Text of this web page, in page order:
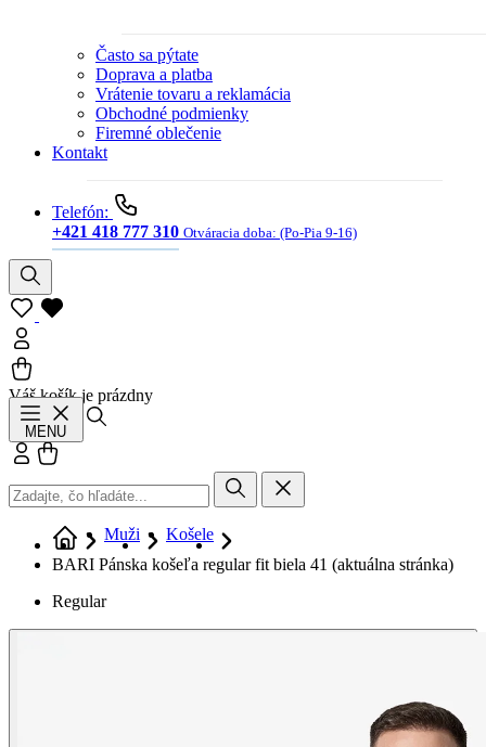
Často sa pýtate
Doprava a platba
Vrátenie tovaru a reklamácia
Obchodné podmienky
Firemné oblečenie
Kontakt
Telefón:
+421 418 777 310 Otváracia doba: (Po-Pia 9-16)
Váš košík je prázdny
MENU
Prihlásiť sa
Muži
Košele
BARI Pánska košeľa regular fit biela 41 (aktuálna stránka)
Regular